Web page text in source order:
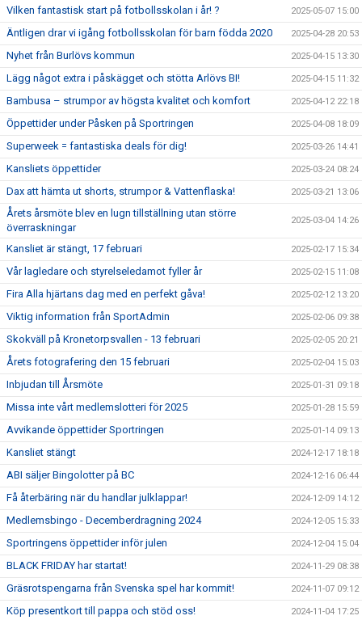
Vilken fantastisk start på fotbollsskolan i år! ? 2025-05-07 15:00
Äntligen drar vi igång fotbollsskolan för barn födda 2020 2025-04-28 20:53
Nyhet från Burlövs kommun 2025-04-15 13:30
Lägg något extra i påskägget och stötta Arlövs BI! 2025-04-15 11:32
Bambusa – strumpor av högsta kvalitet och komfort 2025-04-12 22:18
Öppettider under Påsken på Sportringen 2025-04-08 18:09
Superweek = fantastiska deals för dig! 2025-03-26 14:41
Kansliets öppettider 2025-03-24 08:24
Dax att hämta ut shorts, strumpor & Vattenflaska! 2025-03-21 13:06
Årets årsmöte blev en lugn tillställning utan större
överraskningar
2025-03-04 14:26
Kansliet är stängt, 17 februari 2025-02-17 15:34
Vår lagledare och styrelseledamot fyller år 2025-02-15 11:08
Fira Alla hjärtans dag med en perfekt gåva! 2025-02-12 13:20
Viktig information från SportAdmin 2025-02-06 09:38
Skokväll på Kronetorpsvallen - 13 februari 2025-02-05 20:21
Årets fotografering den 15 februari 2025-02-04 15:03
Inbjudan till Årsmöte 2025-01-31 09:18
Missa inte vårt medlemslotteri för 2025 2025-01-28 15:59
Avvikande öppettider Sportringen 2025-01-14 09:13
Kansliet stängt 2024-12-17 18:18
ABI säljer Bingolotter på BC 2024-12-16 06:44
Få återbäring när du handlar julklappar! 2024-12-09 14:12
Medlemsbingo - Decemberdragning 2024 2024-12-05 15:33
Sportringens öppettider inför julen 2024-12-04 15:04
BLACK FRIDAY har startat! 2024-11-29 08:38
Gräsrotspengarna från Svenska spel har kommit! 2024-11-07 09:12
Köp presentkort till pappa och stöd oss! 2024-11-04 17:25